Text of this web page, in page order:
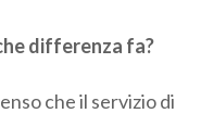
differenza fa?
che il servizio di